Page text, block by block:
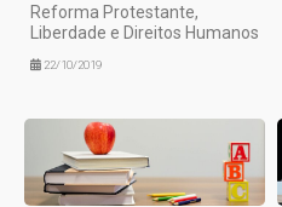
Reforma Protestante,
Liberdade e Direitos Humanos
22/10/2019